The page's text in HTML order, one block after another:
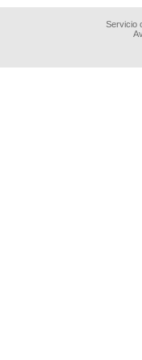
Servicio